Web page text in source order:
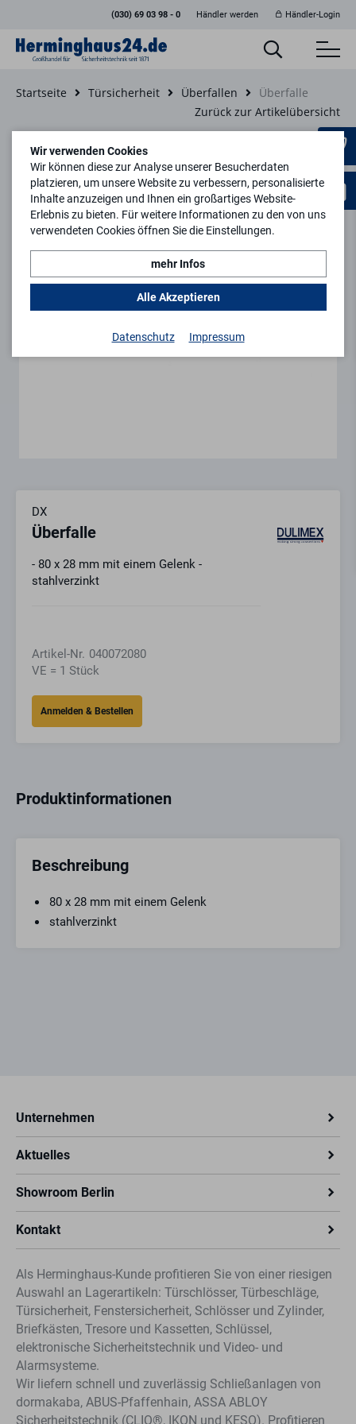
(030) 69 03 98 - 0 Händler werden Händler-Login
Startseite Türsicherheit Überfallen
Überfalle
Zurück zur Artikelübersicht
DX
Überfalle
- 80 x 28 mm mit einem Gelenk -
stahlverzinkt
Artikel-Nr. 040072080
VE = 1 Stück
Produktinformationen
Beschreibung
80 x 28 mm mit einem Gelenk
stahlverzinkt
Unternehmen
Aktuelles
Showroom Berlin
Kontakt
Als Herminghaus-Kunde profitieren Sie von einer riesigen
Auswahl an Lagerartikeln: Türschlösser, Türbeschläge,
Türsicherheit, Fenstersicherheit, Schlösser und Zylinder,
Briefkästen, Tresore und Kassetten, Schlüssel,
elektronische Sicherheitstechnik und Video- und
Alarmsysteme.
Wir liefern schnell und zuverlässig Schließanlagen von
dormakaba, ABUS-Pfaffenhain, ASSA ABLOY
Sicherheitstechnik (CLIQ®, IKON und KESO). Profitieren
Wir verwenden Cookies
Wir können diese zur Analyse unserer Besucherdaten
platzieren, um unsere Website zu verbessern, personalisierte
Inhalte anzuzeigen und Ihnen ein großartiges Website-
Erlebnis zu bieten. Für weitere Informationen zu den von uns
verwendeten Cookies öffnen Sie die Einstellungen.
mehr Infos
Alle Akzeptieren
Datenschutz Impressum